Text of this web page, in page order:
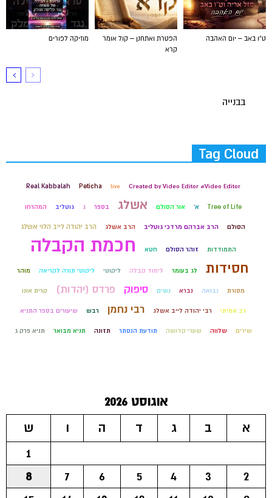
מוזיקה לפורים
הפטרת ואתחנן – קול אומר
קרא
ט"ו באב – יום האהבה
בבנייה
Tag Cloud
Created by Video Editor #Video Editor
live
Peticha
Real Kabbalah
Tree of Life א' אור הסולם אשלג בספר ג גוטליב המהרחו
הסולם הרב אברהם מרדכי גוטליב הרב אשלג הרב יהודה לייב הלוי אשלג
התמודדות זוהר הסולם חטא חכמת הקבלה
חסידות לג בעומר לימוד קבלה ליקוטי ליקוטי תורה לקריאה מוהר
מסורת נבואה נברא נשים סיפוק פרדס (יהדות) קרית אונו
רב אמיתי רבי יהודה לייב אשלג רבי נחמן רבש שיעורים בספר התניא
שירים שלווה שערי קדושה תודעת הנסתר תזונה תניא מבואר תניא פרק ג
אוגוסט 2026
א
ב ג ד ה ו
ש
1
2
3
4
5
6
7
8